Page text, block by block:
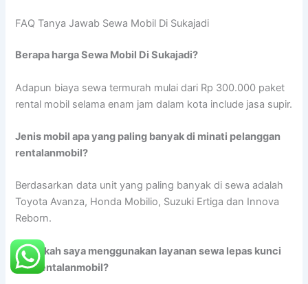
FAQ Tanya Jawab Sewa Mobil Di Sukajadi
Berapa harga Sewa Mobil Di Sukajadi?
Adapun biaya sewa termurah mulai dari Rp 300.000 paket
rental mobil selama enam jam dalam kota include jasa supir.
Jenis mobil apa yang paling banyak di minati pelanggan
rentalanmobil?
Berdasarkan data unit yang paling banyak di sewa adalah
Toyota Avanza, Honda Mobilio, Suzuki Ertiga dan Innova
Reborn.
Dapatkah saya menggunakan layanan sewa lepas kunci
dari rentalanmobil?